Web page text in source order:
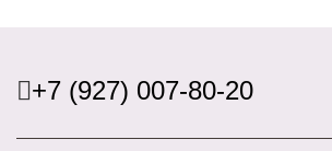
+7 (927) 007-80-20